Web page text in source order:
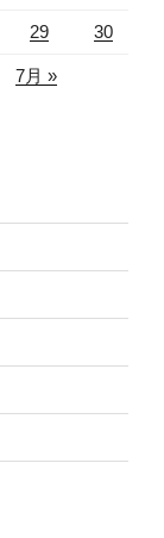
29 30
7月 »